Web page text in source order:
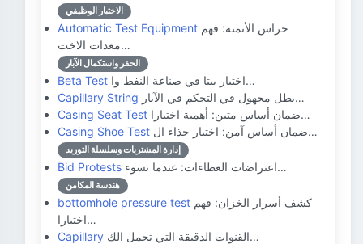
الاختبار الوظيفي
Automatic Test Equipment
معدات الاخت…
الحفر واستكمال الآبار
Beta Test
اختبار بيتا في صناعة النفط وا…
Capillary String
بطل مجهول في التحكم في الآبار…
Casing Seat Test
ضمان أساس متين: أهمية اختبارا…
Casing Shoe Test
ضمان أساس آمن: اختبار حذاء ال…
إدارة المشتريات وسلسلة التوريد
Bid Protests اعتراضات العطاءات: عندما تسوء…
هندسة المكامن
bottomhole pressure test
اختبارا…
Capillary
القنوات الدقيقة التي تحمل الك…